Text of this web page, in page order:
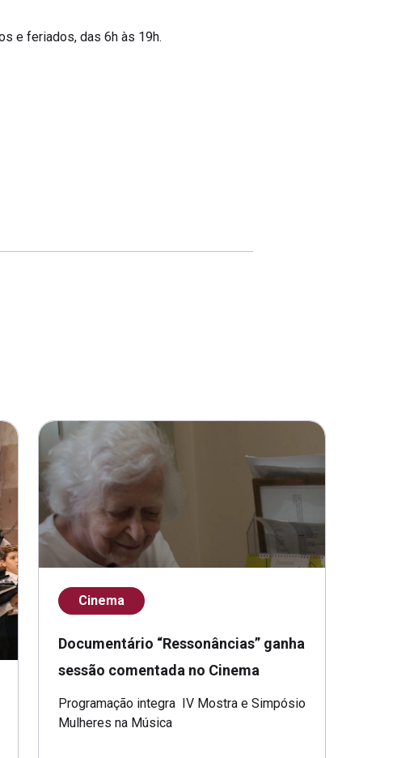
e feriados, das 6h às 19h.
Cinema
Documentário “Ressonâncias” ganha
sessão comentada no Cinema
Programação integra IV Mostra e Simpósio
Mulheres na Música